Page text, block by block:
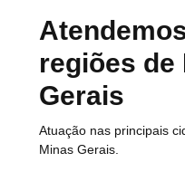
regiões de
Gerais
Atuação nas principais
Minas Gerais.